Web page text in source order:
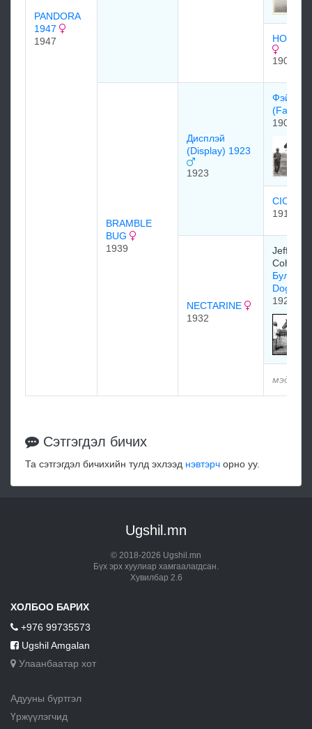
PANDORA
1947
1947
HOUR
1909
BRAMBLE
BUG
1939
Диcплэй
(Display) 1923
1923
Фэйр
(Fair
1905
CICUTA
1919
NECTARINE
1932
Cohn
Булл
Dog)
1927
Сэтгэгдэл бичих
Та сэтгэгдэл бичихийн тулд эхлээд нэвтэрч орно уу.
Ugshil.mn
© 2018-2026 Ugshil.mn
Бүх эрх хуулиар хамгаалагдсан.
Хувилбар 2.6
ХОЛБОО БАРИХ
+976 99735573
Ugshil Amgalan
Улаанбаатар хот
Адууны бүртгэл
Үржүүлэгчид